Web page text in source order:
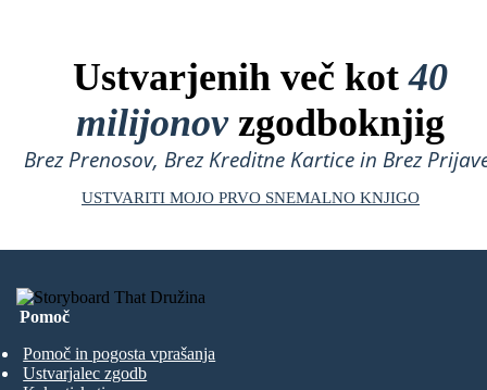
Ustvarjenih več kot40
milijonovzgodboknjig
Brez Prenosov, Brez Kreditne Kartice in Brez
USTVARITI MOJO PRVO SNEMALNO KNJIGO
Pomoč
Pomoč in pogosta vprašanja
Ustvarjalec zgodb